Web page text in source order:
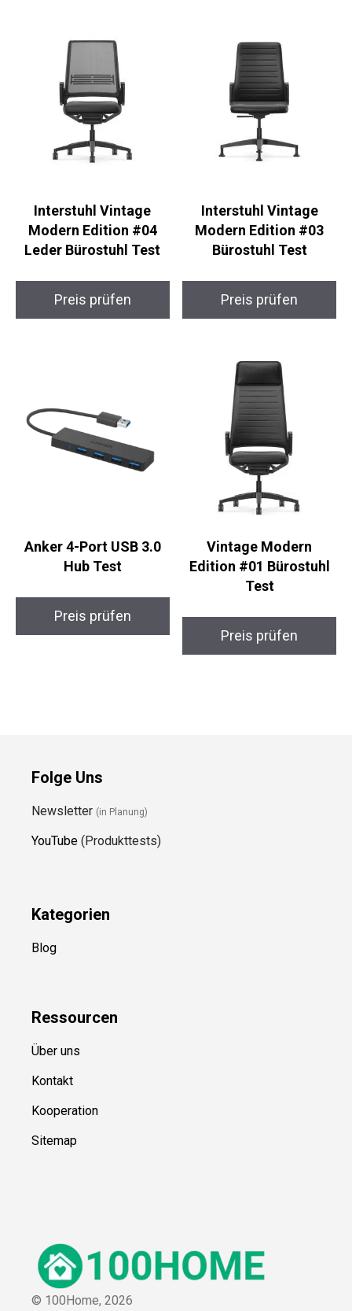
Interstuhl Vintage
Modern Edition #04
Leder Bürostuhl Test
Preis prüfen
Interstuhl Vintage
Modern Edition #03
Bürostuhl Test
Preis prüfen
Anker 4-Port USB 3.0
Hub Test
Preis prüfen
Vintage Modern
Edition #01 Bürostuhl
Test
Preis prüfen
Folge Uns
Newsletter (in Planung)
YouTube (Produkttests)
Kategorien
Blog
Ressourcen
Über uns
Kontakt
Kooperation
Sitemap
© 100Home, 2026